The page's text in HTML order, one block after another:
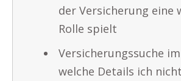
der Versicherung eine
Rolle spielt
Versicherungssuche
welche Details ich